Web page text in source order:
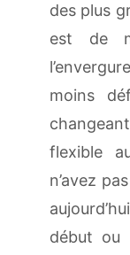
des plus
est de
moins
flexible
n’avez
début ou